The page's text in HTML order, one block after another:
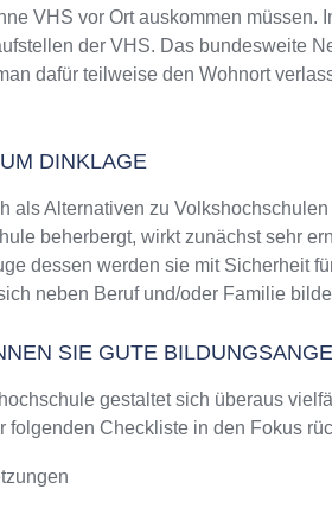
VHS vor Ort auskommen
der VHS. Das bundesweite
dafür teilweise den Wohnort
DINKLAGE
als Alternativen zu
beherbergt, wirkt zunächst sehr
dessen werden sie mit Sicherheit
neben Beruf und/oder Familie
SIE GUTE
gestaltet sich überaus
folgenden Checkliste in den Fokus